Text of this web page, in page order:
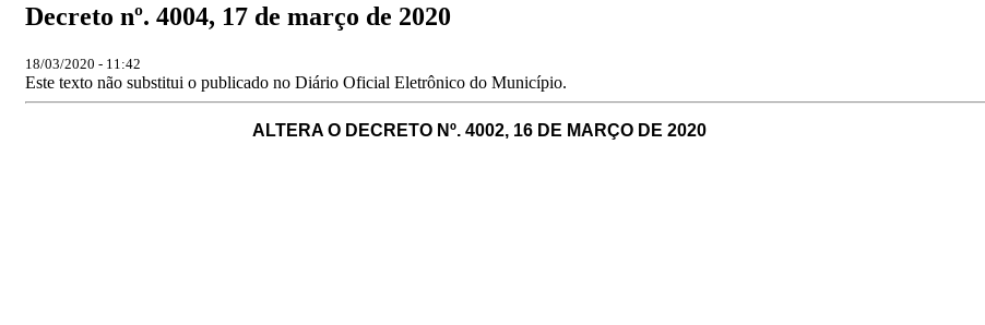
Decreto nº. 4004, 17 de março de 2020
18/03/2020 - 11:42
Este texto não substitui o publicado no Diário Oficial Eletrônico do Município.
ALTERA O DECRETO Nº. 4002, 16 DE MARÇO DE 2020